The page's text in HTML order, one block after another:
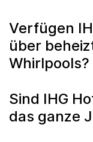
Verfügen
über
Whirlpools?
Sind IHG
das ganze